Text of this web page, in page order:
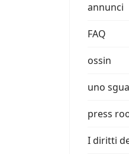
annunci
FAQ
ossin
uno
press
I diritti